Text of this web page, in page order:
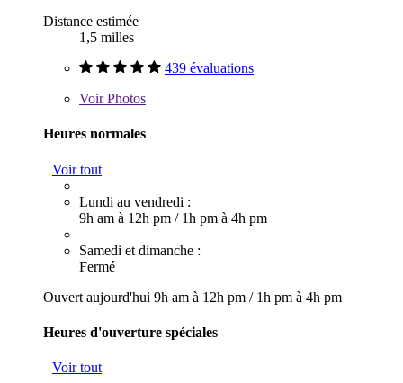
Distance estimée
1,5 milles
439 évaluations
VoirPhotos
Heures normales
Voir tout
Lundi au vendredi :
9h am à 12h pm / 1h pm à 4h pm
Samedi et dimanche :
Fermé
Ouvert aujourd'hui 9h am à 12h pm / 1h pm à 4h pm
Heures d'ouverture spéciales
Voir tout